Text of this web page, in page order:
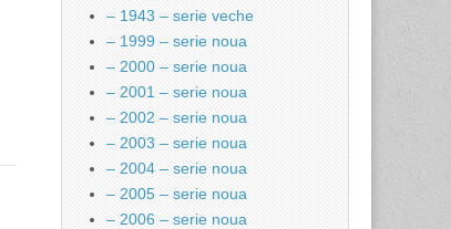
– 1943 – serie veche
– 1999 – serie noua
– 2000 – serie noua
– 2001 – serie noua
– 2002 – serie noua
– 2003 – serie noua
– 2004 – serie noua
– 2005 – serie noua
– 2006 – serie noua